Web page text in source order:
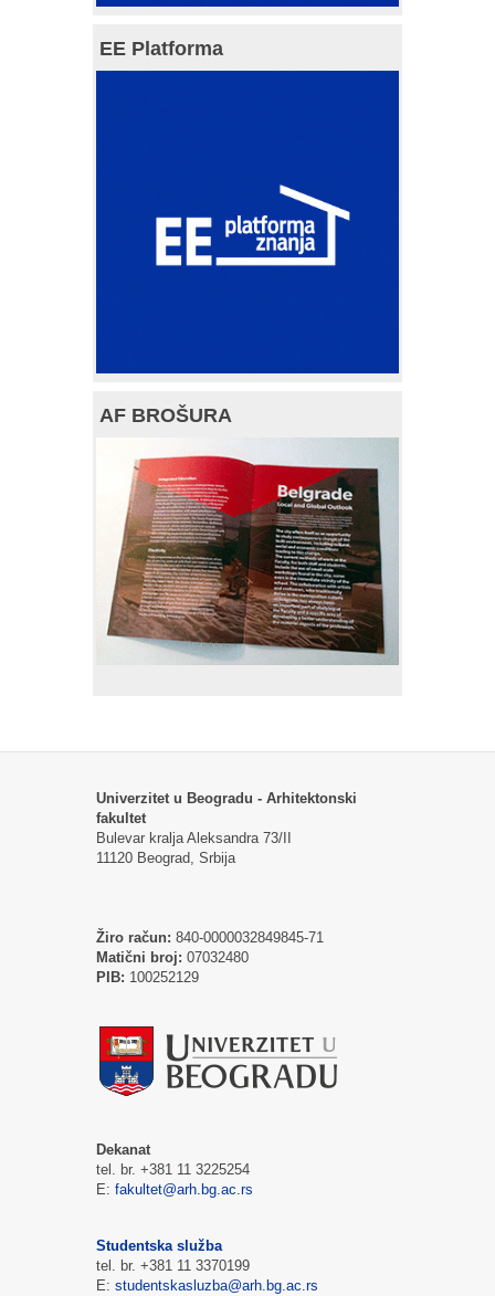
EE Platforma
AF BROŠURA
Univerzitet u Beogradu - Arhitektonski
fakultet
Bulevar kralja Aleksandra 73/II
11120 Beograd, Srbija
Žiro račun: 840-0000032849845-71
Matični broj: 07032480
PIB: 100252129
Dekanat
tel. br. +381 11 3225254
E: fakultet@arh.bg.ac.rs
Studentska služba
tel. br. +381 11 3370199
E: studentskasluzba@arh.bg.ac.rs